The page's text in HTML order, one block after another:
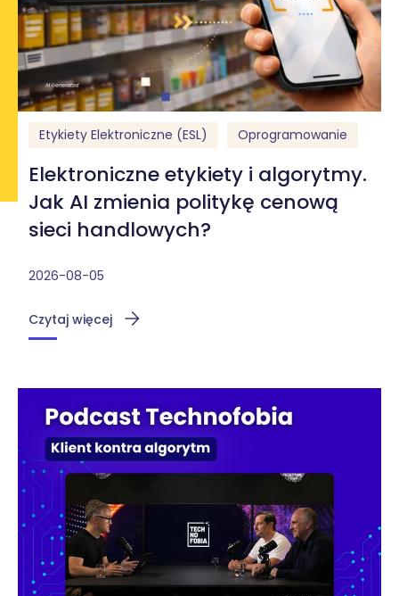
Etykiety Elektroniczne (ESL) Oprogramowanie
Elektroniczne etykiety i algorytmy.
Jak AI zmienia politykę cenową
sieci handlowych?
2026-08-05
Czytaj więcej